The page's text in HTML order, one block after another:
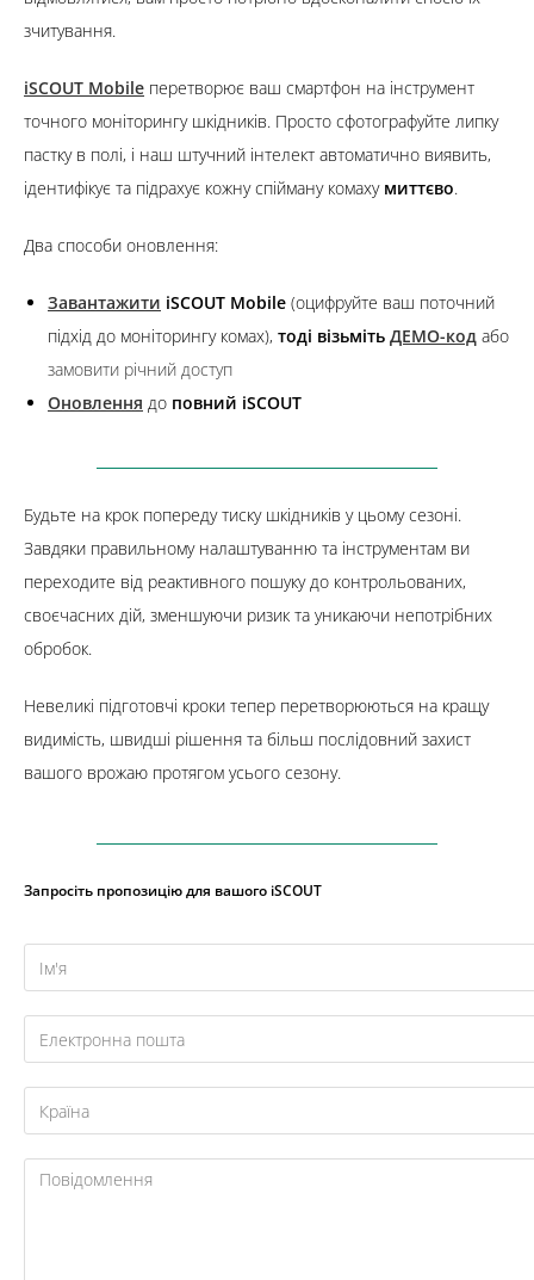
зчитування.
iSCOUT Mobile перетворює ваш смартфон на інструмент
точного моніторингу шкідників. Просто сфотографуйте липку
пастку в полі, і наш штучний інтелект автоматично виявить,
ідентифікує та підрахує кожну спійману комаху миттєво.
Два способи оновлення:
Завантажити iSCOUT Mobile (оцифруйте ваш поточний
підхід до моніторингу комах), тоді візьміть ДЕМО-код або
замовити річний доступ
Оновлення до повний iSCOUT
Будьте на крок попереду тиску шкідників у цьому сезоні.
Завдяки правильному налаштуванню та інструментам ви
переходите від реактивного пошуку до контрольованих,
своєчасних дій, зменшуючи ризик та уникаючи непотрібних
обробок.
Невеликі підготовчі кроки тепер перетворюються на кращу
видимість, швидші рішення та більш послідовний захист
вашого врожаю протягом усього сезону.
Запросіть пропозицію для вашого iSCOUT